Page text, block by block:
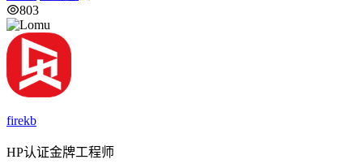
803
firekb
HP认证金牌工程师